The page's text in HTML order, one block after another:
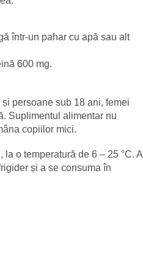
într-un pahar cu apă sau alt
600 mg.
persoane sub 18 ani, femei
Suplimentul alimentar nu
copiilor mici.
o temperatură de 6 – 25 °C. A
și a se consuma în